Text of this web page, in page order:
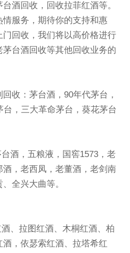
酒回收，回收拉菲红酒等。
服务，期待你的支持和惠
回收，我们将以高价格进行
台酒回收等其他回收业务的
收：茅台酒，90年代茅台，
，三大革命茅台，葵花茅台
酒，五粮液，国窖1573，老
，老西凤，老董酒，老剑南
全兴大曲等。
、拉图红酒、木桐红酒、柏
，依瑟索红酒、拉塔希红